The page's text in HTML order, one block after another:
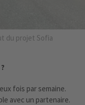
du projet Sofia
fois par semaine.
avec un partenaire.